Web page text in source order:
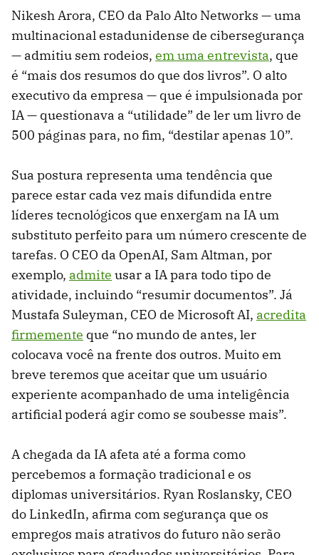
Nikesh Arora, CEO da Palo Alto Networks — uma
multinacional estadunidense de cibersegurança
— admitiu sem rodeios, em uma entrevista, que
é “mais dos resumos do que dos livros”. O alto
executivo da empresa — que é impulsionada por
IA — questionava a “utilidade” de ler um livro de
500 páginas para, no fim, “destilar apenas 10”.
Sua postura representa uma tendência que
parece estar cada vez mais difundida entre
líderes tecnológicos que enxergam na IA um
substituto perfeito para um número crescente de
tarefas. O CEO da OpenAI, Sam Altman, por
exemplo, admite usar a IA para todo tipo de
atividade, incluindo “resumir documentos”. Já
Mustafa Suleyman, CEO de Microsoft AI, acredita
firmemente que “no mundo de antes, ler
colocava você na frente dos outros. Muito em
breve teremos que aceitar que um usuário
experiente acompanhado de uma inteligência
artificial poderá agir como se soubesse mais”.
A chegada da IA afeta até a forma como
percebemos a formação tradicional e os
diplomas universitários. Ryan Roslansky, CEO
do LinkedIn, afirma com segurança que os
empregos mais atrativos do futuro não serão